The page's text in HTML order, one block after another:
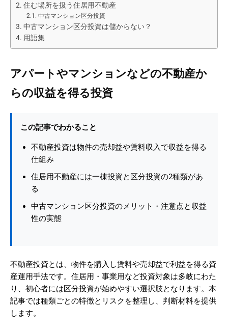
住む場所を扱う住居用不動産
中古マンション区分投資
中古マンション区分投資は儲からない？
用語集
アパートやマンションなどの不動産か
らの収益を得る投資
この記事でわかること
不動産投資は物件の売却益や賃料収入で収益を得る
仕組み
住居用不動産には一棟投資と区分投資の2種類があ
る
中古マンション区分投資のメリット・注意点と収益
性の実態
不動産投資とは、物件を購入し賃料や売却益で利益を得る資
産運用手法です。住居用・事業用など投資対象は多岐にわた
り、初心者には区分投資が始めやすい選択肢となります。本
記事では種類ごとの特徴とリスクを整理し、判断材料を提供
します。